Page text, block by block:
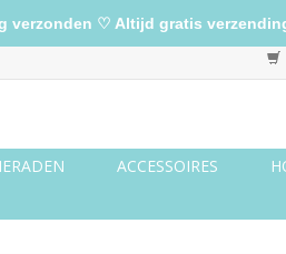
ACCESSOIRES
♡ Altijd gratis